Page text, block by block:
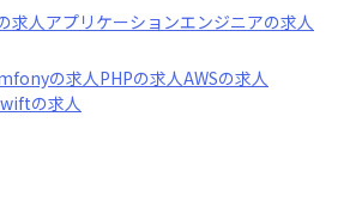
求人アプリケーションエンジニアの求人
の求人PHPの求人AWSの求人
の求人